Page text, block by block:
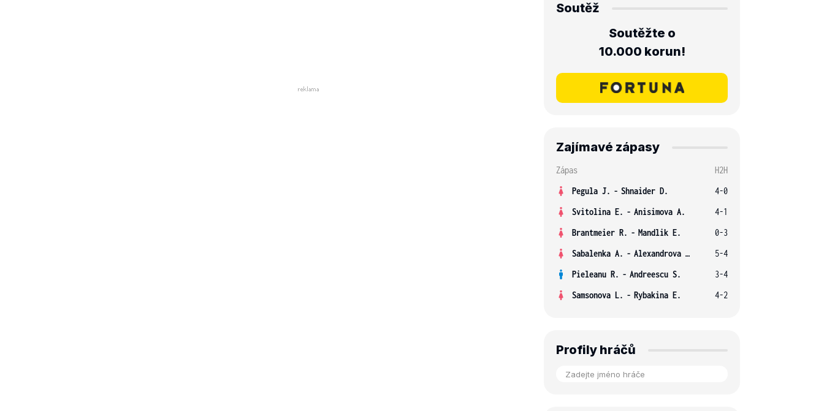
Soutěž
Soutěžte o
10.000 korun!
Zajímavé zápasy
Zápas
H2H
Pegula J. - Shnaider D.
4-0
Svitolina E. - Anisimova A.
4-1
Brantmeier R. - Mandlik E.
0-3
Sabalenka A. - Alexandrova E.
5-4
Pieleanu R. - Andreescu S.
3-4
Samsonova L. - Rybakina E. 4-2
Profily hráčů